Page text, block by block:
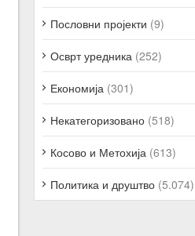
Пословни пројекти (9)
Осврт уредника (252)
Економија (301)
Некатегоризовано (518)
Косово и Метохија (613)
Политика и друштво (5.074)